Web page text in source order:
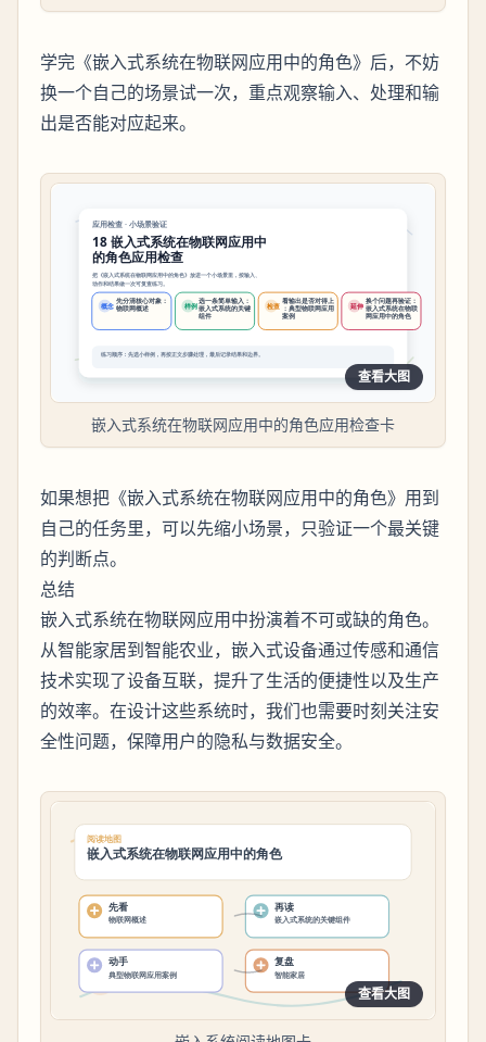
学完《嵌入式系统在物联网应用中的角色》后，不妨
换一个自己的场景试一次，重点观察输入、处理和输
出是否能对应起来。
查看大图
嵌入式系统在物联网应用中的角色应用检查卡
如果想把《嵌入式系统在物联网应用中的角色》用到
自己的任务里，可以先缩小场景，只验证一个最关键
的判断点。
总结
嵌入式系统在物联网应用中扮演着不可或缺的角色。
从智能家居到智能农业，嵌入式设备通过传感和通信
技术实现了设备互联，提升了生活的便捷性以及生产
的效率。在设计这些系统时，我们也需要时刻关注安
全性问题，保障用户的隐私与数据安全。
查看大图